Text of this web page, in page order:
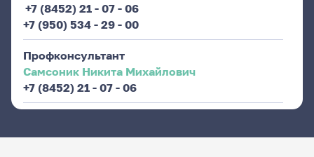
+7 (8452) 21 - 07 - 06
+7 (950) 534 - 29 - 00
Профконсультант
Самсоник Никита Михайлович
+7 (8452) 21 - 07 - 06